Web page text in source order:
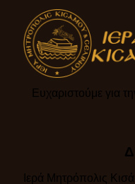
Ευχαριστούμε για
Ιερά Μητρόπολις